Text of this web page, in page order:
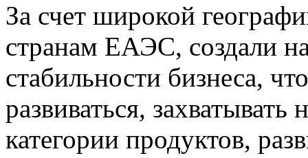
За счет широкой
странам ЕАЭС, создали
стабильности бизнеса,
развиваться,
категории продуктов,